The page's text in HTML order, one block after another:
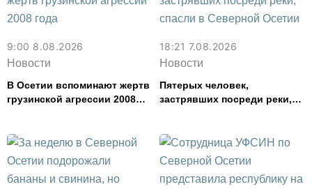
9:00 8.08.2026
Новости
В Осетии вспоминают жертв
грузинской агрессии 2008
18:21 7.08.2026
Новости
Пятерых человек,
застрявших посреди реки,